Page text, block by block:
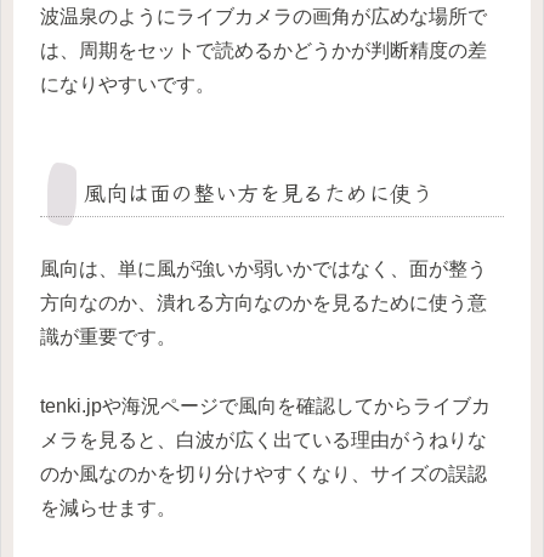
波温泉のようにライブカメラの画角が広めな場所で
は、周期をセットで読めるかどうかが判断精度の差
になりやすいです。
風向は面の整い方を見るために使う
風向は、単に風が強いか弱いかではなく、面が整う
方向なのか、潰れる方向なのかを見るために使う意
識が重要です。
tenki.jpや海況ページで風向を確認してからライブカ
メラを見ると、白波が広く出ている理由がうねりな
のか風なのかを切り分けやすくなり、サイズの誤認
を減らせます。